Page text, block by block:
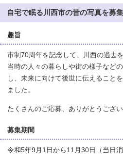
自宅で眠る川西市の昔の写真を募
趣旨
市制70周年を記念して、川西の過去
当時の人々の暮らしや街の様子など
し、未来に向けて後世に伝えること
ました。
たくさんのご応募、ありがとうござい
募集期間
令和5年9月1日から11月30日（当日消